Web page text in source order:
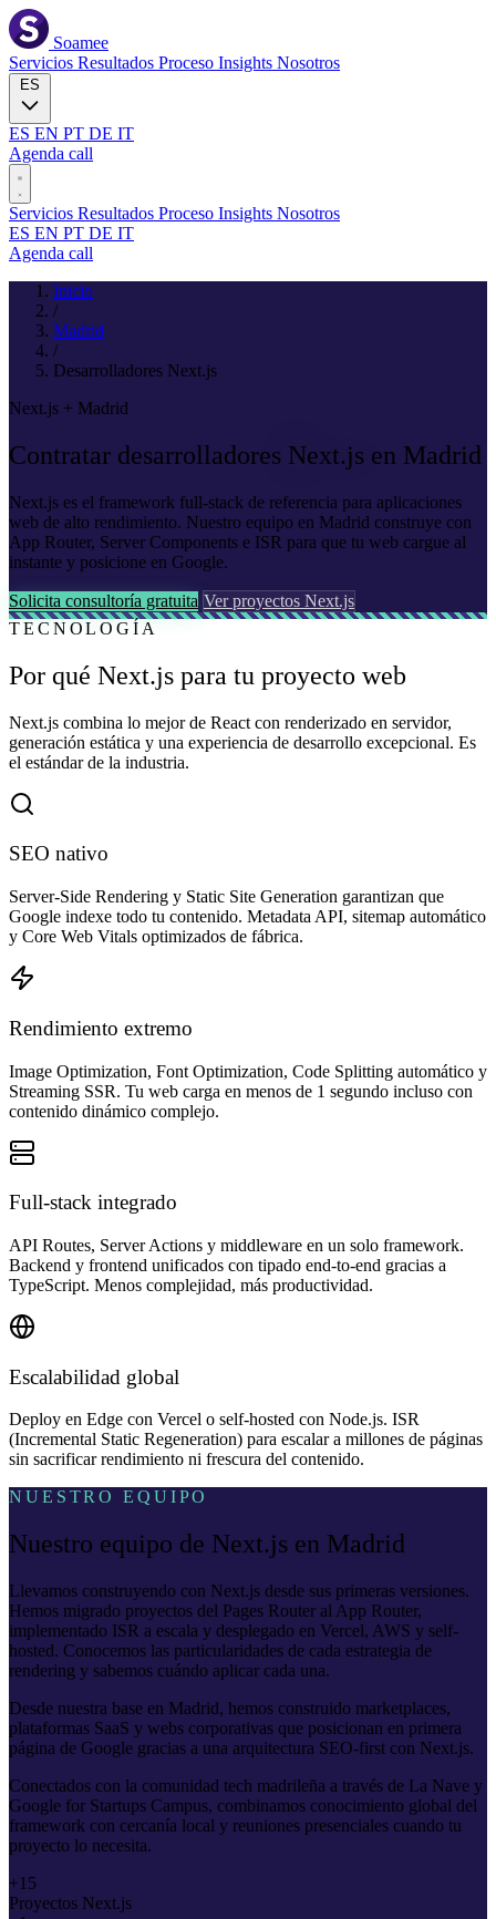
Soamee
Servicios Resultados Proceso Insights Nosotros
ES EN PT DE IT
Agenda call
Servicios Resultados Proceso Insights Nosotros
ES EN PT DE IT
Agenda call
Inicio
/
Madrid
/
Desarrolladores Next.js
Next.js + Madrid
Contratar desarrolladores Next.js en Madrid
Next.js es el framework full-stack de referencia para aplicaciones
web de alto rendimiento. Nuestro equipo en Madrid construye con
App Router, Server Components e ISR para que tu web cargue al
instante y posicione en Google.
Solicita consultoría gratuita Ver proyectos Next.js
TECNOLOGÍA
Por qué Next.js para tu proyecto web
Next.js combina lo mejor de React con renderizado en servidor,
generación estática y una experiencia de desarrollo excepcional. Es
el estándar de la industria.
SEO nativo
Server-Side Rendering y Static Site Generation garantizan que
Google indexe todo tu contenido. Metadata API, sitemap automático
y Core Web Vitals optimizados de fábrica.
Rendimiento extremo
Image Optimization, Font Optimization, Code Splitting automático y
Streaming SSR. Tu web carga en menos de 1 segundo incluso con
contenido dinámico complejo.
Full-stack integrado
API Routes, Server Actions y middleware en un solo framework.
Backend y frontend unificados con tipado end-to-end gracias a
TypeScript. Menos complejidad, más productividad.
Escalabilidad global
Deploy en Edge con Vercel o self-hosted con Node.js. ISR
(Incremental Static Regeneration) para escalar a millones de páginas
sin sacrificar rendimiento ni frescura del contenido.
NUESTRO EQUIPO
Nuestro equipo de Next.js en Madrid
Llevamos construyendo con Next.js desde sus primeras versiones.
Hemos migrado proyectos del Pages Router al App Router,
implementado ISR a escala y desplegado en Vercel, AWS y self-
hosted. Conocemos las particularidades de cada estrategia de
rendering y sabemos cuándo aplicar cada una.
Desde nuestra base en Madrid, hemos construido marketplaces,
plataformas SaaS y webs corporativas que posicionan en primera
página de Google gracias a una arquitectura SEO-first con Next.js.
Conectados con la comunidad tech madrileña a través de La Nave y
Google for Startups Campus, combinamos conocimiento global del
framework con cercanía local y reuniones presenciales cuando tu
proyecto lo necesita.
+15
Proyectos Next.js